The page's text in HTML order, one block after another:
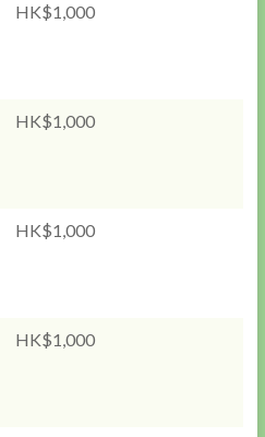
HK$1,000
HK$1,000
HK$1,000
HK$1,000